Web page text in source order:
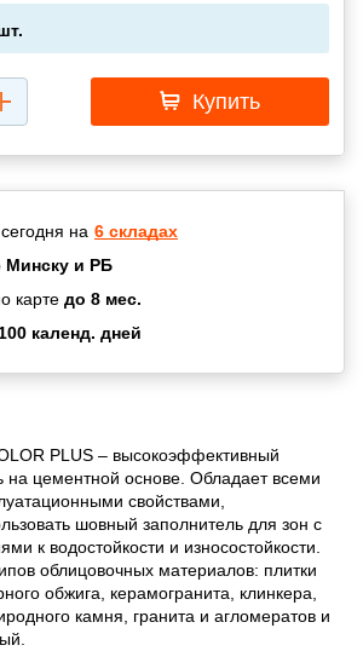
Купить
сегодня на 6 складах
Минску и РБ
карте до 8 мес.
100 календ. дней
PLUS – высокоэффективный
на цементной основе. Обладает всеми
свойствами,
шовный заполнитель для зон с
к водостойкости и износостойкости.
облицовочных материалов: плитки
обжига, керамогранита, клинкера,
камня, гранита и агломератов и